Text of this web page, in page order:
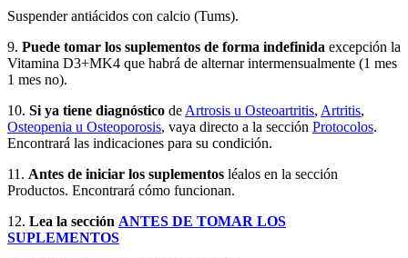
Suspender antiácidos con calcio (Tums).
9. Puede tomar los suplementos de forma indefinida excepción la
Vitamina D3+MK4 que habrá de alternar intermensualmente (1 mes
1 mes no).
10. Si ya tiene diagnóstico de Artrosis u Osteoartritis, Artritis,
Osteopenia u Osteoporosis, vaya directo a la sección Protocolos.
Encontrará las indicaciones para su condición.
11. Antes de iniciar los suplementos léalos en la sección
Productos. Encontrará cómo funcionan.
12. Lea la sección ANTES DE TOMAR LOS
SUPLEMENTOS